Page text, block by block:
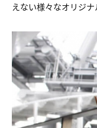
えない様々なオリジナ